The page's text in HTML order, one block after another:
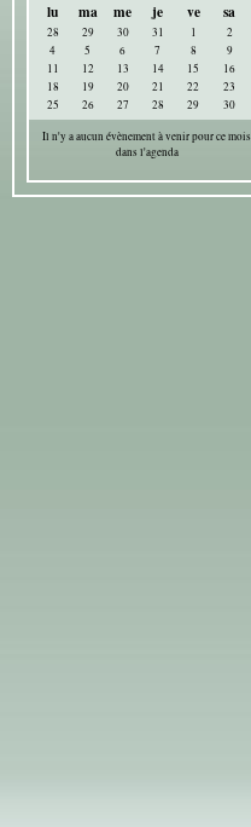
lu
ma me je ve sa
28 29 30 31 1 2
4
5 6 7 8 9
11
12 13 14 15 16
18
19 20 21 22 23
25
26 27 28 29 30
Il n'y a aucun évènement à venir pour ce mois
dans l'agenda